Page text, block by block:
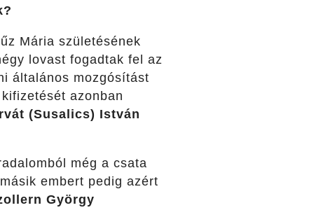
Mária születésének
lovast fogadtak fel az
általános mozgósítást
azonban
(Susalics) István
még a csata
embert pedig azért
György